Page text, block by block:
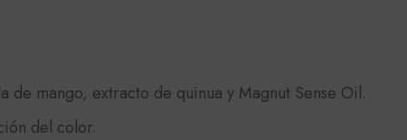
mango, extracto de quinua y Magnut Sense Oil.
del color.